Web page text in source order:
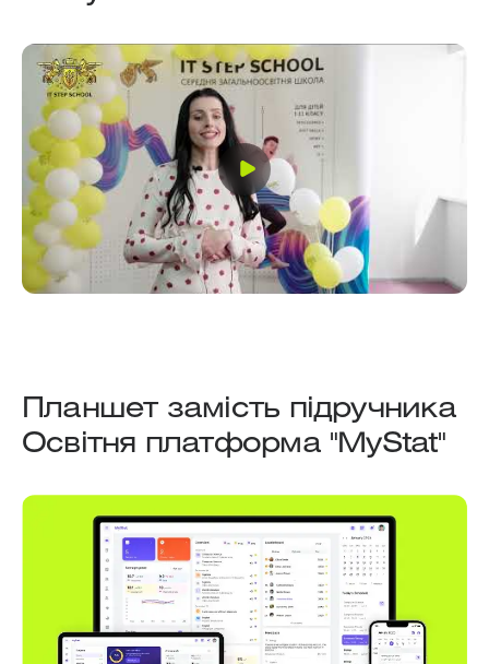
Планшет замість підручника
Освітня платформа "MyStat"